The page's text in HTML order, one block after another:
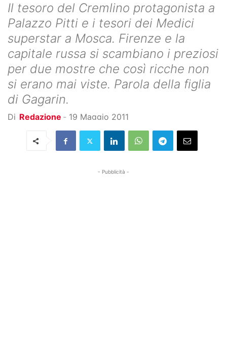
Il tesoro del Cremlino protagonista a
Palazzo Pitti e i tesori dei Medici
superstar a Mosca. Firenze e la
capitale russa si scambiano i preziosi
per due mostre che così ricche non
si erano mai viste. Parola della figlia
di Gagarin.
Di Redazione - 19 Maggio 2011
- Pubblicità -